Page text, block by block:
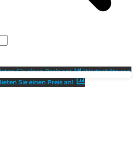
Sie einen Preis an!
Wertschätzung
Sie einen Preis an!